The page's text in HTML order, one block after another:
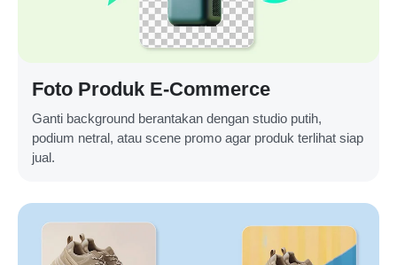
Foto Produk E-Commerce
Ganti background berantakan dengan studio putih,
podium netral, atau scene promo agar produk terlihat siap
jual.